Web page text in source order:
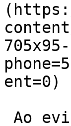
ent=0)